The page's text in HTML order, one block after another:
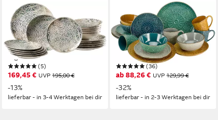
RITZENHOFF & BREKER
Tafelservice Luig (18-tlg), 6
Personen, Steinzeug, Teller
Set, keramische
Digitaldrucktechnik
(5)
169,45 € UVP 195,00 €
-13%
lieferbar - in 3-4 Werktagen bei dir
CREATABLE
Kombiservice Geschirr-Set
Samarkand (16-tlg), 4
Personen, Steinzeug, Service,
handwerklicher Charakter, 16
Teile, für 4 Personen
(36)
ab 88,26 € UVP 129,99 €
-32%
lieferbar - in 2-3 Werktagen bei dir